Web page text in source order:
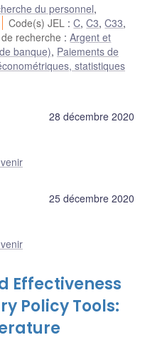
du personnel,
Code(s) JEL :C,C3,C33,
recherche :Argent et
banque), Paiements de
statistiques
28 décembre 2020
25 décembre 2020
Effectiveness
Policy Tools: